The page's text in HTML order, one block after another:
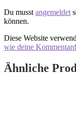
Du musst angemeldet
können.
Diese Website
wie deine
Ähnliche